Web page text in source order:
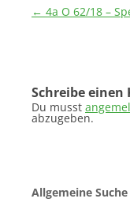
← 4a O 62/18 –
Schreibe
Du musst
abzugeben.
Allgemeine Suche